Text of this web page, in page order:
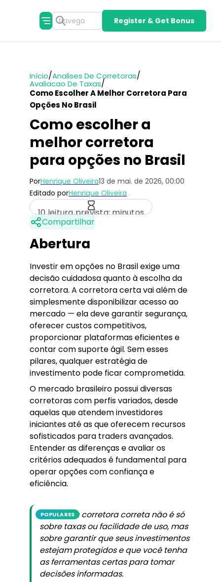
Register & Get Bonus
Início/Analises De Corretoras/
Avaliacao De Taxas/
Como Escolher A Melhor Corretora Para
Opções No Brasil
Como escolher a
melhor corretora
para opções no Brasil
PorHenrique Oliveira13 de mai. de 2026, 00:00
Editado porHenrique Oliveira
10 leitura prevista: minutos
Compartilhar
Abertura
Investir em opções no Brasil exige uma
decisão cuidadosa quanto à escolha da
corretora. A corretora certa vai além de
simplesmente disponibilizar acesso ao
mercado — ela deve garantir segurança,
oferecer custos competitivos,
proporcionar plataformas eficientes e
contar com suporte ágil. Sem esses
pilares, qualquer estratégia de
investimento pode ficar comprometida.
O mercado brasileiro possui diversas
corretoras com perfis variados, desde
aquelas que atendem investidores
iniciantes até as que oferecem recursos
sofisticados para traders avançados.
Entender as diferenças e avaliar os
critérios adequados é fundamental para
operar opções com confiança e
eficiência.
POPULARES
Escolher a corretora correta não é só
sobre taxas ou facilidade de uso, mas
sobre garantir que seus investimentos
estejam protegidos e que você tenha
as ferramentas certas para tomar
decisões informadas.